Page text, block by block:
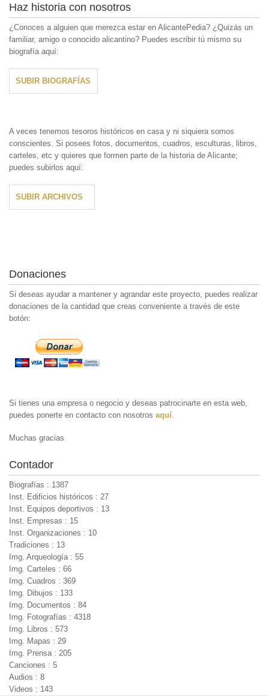
Haz historia con nosotros
¿Conoces a alguien que merezca estar en AlicantePedia? ¿Quizás un
familiar, amigo o conocido alicantino? Puedes escribir tú mismo su
biografía aquí:
SUBIR BIOGRAFÍAS
A veces tenemos tesoros históricos en casa y ni siquiera somos
conscientes. Si posees fotos, documentos, cuadros, esculturas, libros,
carteles, etc y quieres que formen parte de la historia de Alicante;
puedes subirlos aquí:
SUBIR ARCHIVOS
Donaciones
Si deseas ayudar a mantener y agrandar este proyecto, puedes realizar
donaciones de la cantidad que creas conveniente a través de este
botón:
Si tienes una empresa o negocio y deseas patrocinarte en esta web,
puedes ponerte en contacto con nosotros aquí
Muchas gracias
Contador
Biografías : 1387
Inst. Edificios históricos : 27
Inst. Equipos deportivos : 13
Inst. Empresas : 15
Inst. Organizaciones : 10
Tradiciones : 13
Img. Arqueología : 55
Img. Carteles : 66
Img. Cuadros : 369
Img. Dibujos : 133
Img. Documentos : 84
Img. Fotografías : 4318
Img. Libros : 573
Img. Mapas : 29
Img. Prensa : 205
Canciones : 5
Audios : 8
Videos : 143